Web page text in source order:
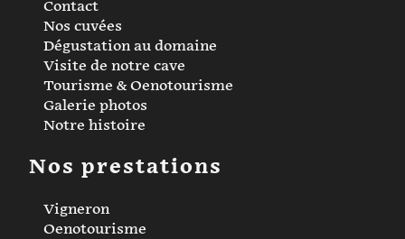
Contact
Nos cuvées
Dégustation au domaine
Visite de notre cave
Tourisme & Oenotourisme
Galerie photos
Notre histoire
Nos prestations
Vigneron
Oenotourisme